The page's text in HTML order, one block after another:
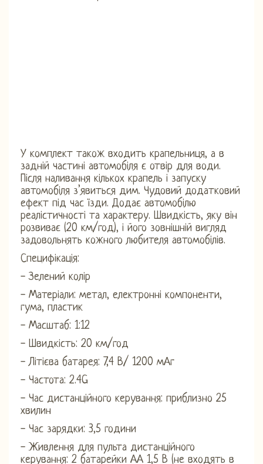
У комплект також входить крапельниця, а в
задній частині автомобіля є отвір для води.
Після наливання кількох крапель і запуску
автомобіля з’явиться дим. Чудовий додатковий
ефект під час їзди. Додає автомобілю
реалістичності та характеру. Швидкість, яку він
розвиває (20 км/год), і його зовнішній вигляд
задовольнять кожного любителя автомобілів.
Специфікація:
- Зелений колір
- Матеріали: метал, електронні компоненти,
гума, пластик
- Масштаб: 1:12
- Швидкість: 20 км/год
- Літієва батарея: 7,4 В/ 1200 мАг
- Частота: 2.4G
- Час дистанційного керування: приблизно 25
хвилин
- Час зарядки: 3,5 години
- Живлення для пульта дистанційного
керування: 2 батарейки АА 1,5 В (не входять в